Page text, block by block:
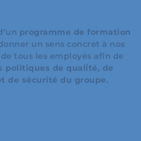
programme de formation
un sens concret à nos
tous les employés afin de
politiques de qualité, de
de sécurité du groupe.